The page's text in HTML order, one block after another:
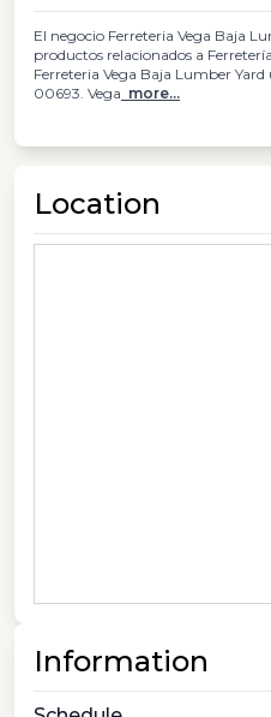
El negocio Ferreteria Vega Baja
productos relacionados a
Ferreteria Vega Baja Lumber
00693. Vega more...
Location
Information